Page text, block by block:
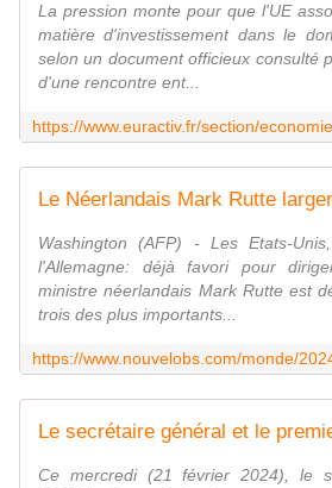
La pression monte pour que l'UE
matière d'investissement dans le
selon un document officieux consulté
d'une rencontre ent...
Washington (AFP) - Les Etats-
l'Allemagne: déjà favori pour
ministre néerlandais Mark Rutte est
trois des plus importants...
Ce mercredi (21 février 2024), le